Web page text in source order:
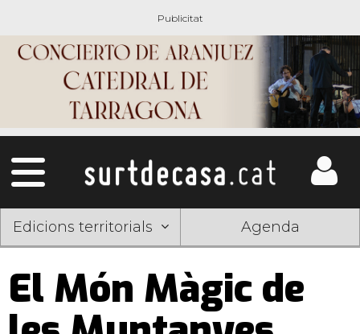
Edicions territorials Agenda
El Món Màgic de